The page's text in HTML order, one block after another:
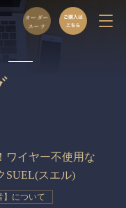
ワイヤー不使用な
SUEL(スエル)
】について